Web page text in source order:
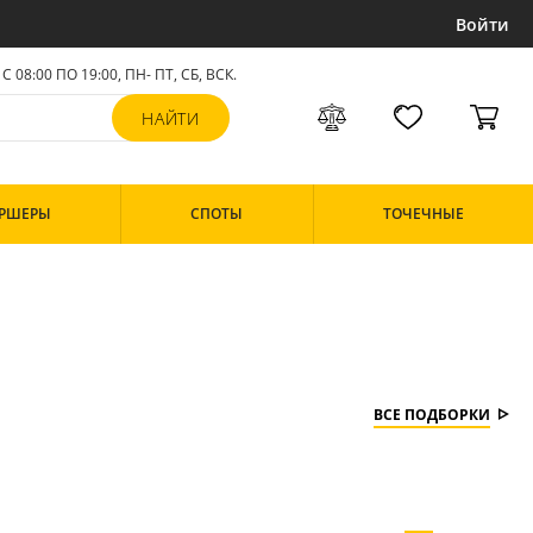
Войти
С 08:00 ПО 19:00, ПН- ПТ, СБ, ВСК.
СПОТЫ ТОЧЕЧНЫЕ
ВСЕ ПОДБОРКИ